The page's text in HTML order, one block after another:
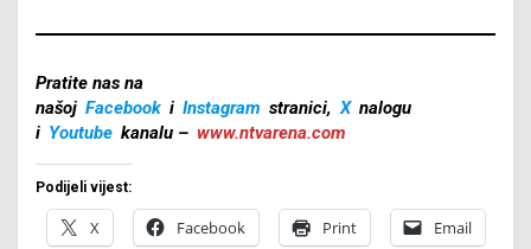
Pratite nas na
našoj Facebook i Instagram stranici, X nalogu
i Youtube kanalu – www.ntvarena.com
Podijeli vijest:
X Facebook Print Email